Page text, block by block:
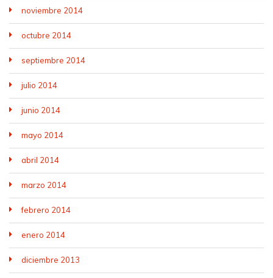
noviembre 2014
octubre 2014
septiembre 2014
julio 2014
junio 2014
mayo 2014
abril 2014
marzo 2014
febrero 2014
enero 2014
diciembre 2013